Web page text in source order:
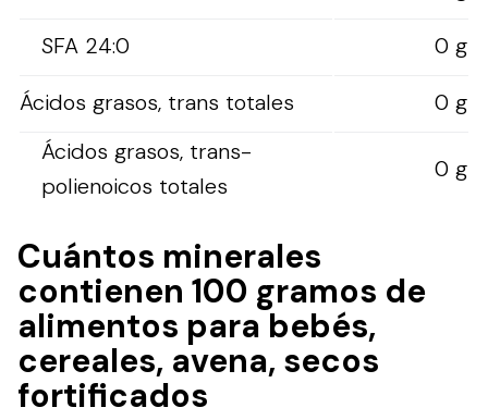
SFA 24:0
0 g
Ácidos grasos, trans totales
0 g
Ácidos grasos, trans-
polienoicos totales
0 g
Cuántos minerales
contienen 100 gramos de
alimentos para bebés,
cereales, avena, secos
fortificados